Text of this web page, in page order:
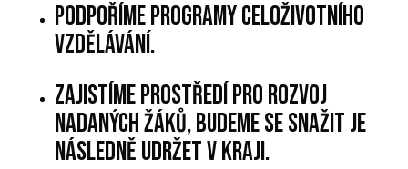
Podpoříme programy celoživotního
vzdělávání.
Zajistíme prostředí pro rozvoj
nadaných žáků, budeme se snažit je
následně udržet v kraji.